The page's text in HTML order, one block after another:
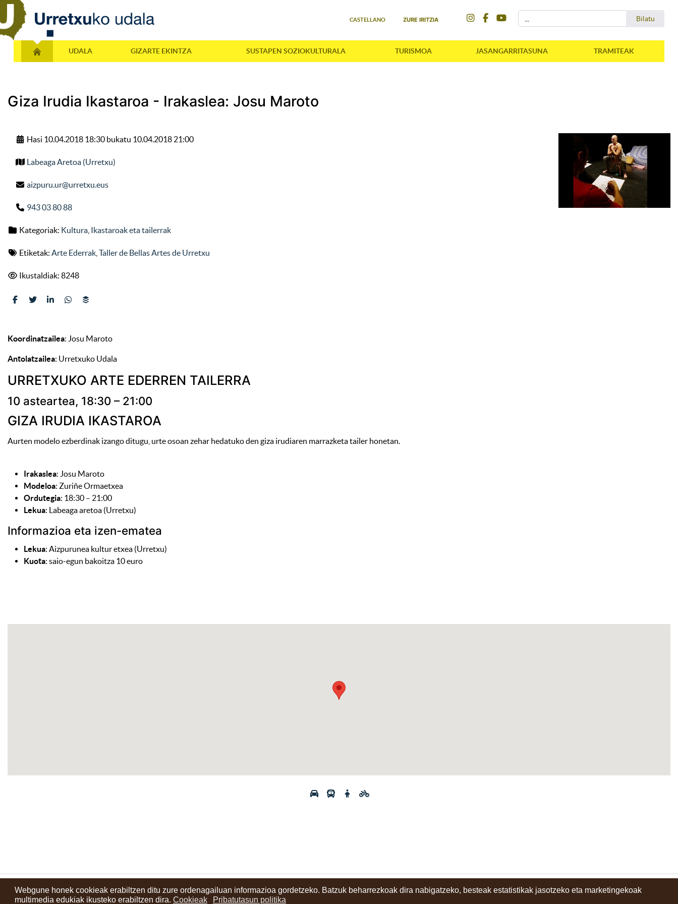
Webgune honek cookieak erabiltzen ditu zure ordenagailuan informazioa gordetzeko. Batzuk beharrezkoak dira nabigatzeko, besteak estatistikak jasotzeko eta marketingekoak
multimedia edukiak ikusteko erabiltzen dira. Cookieak Pribatutasun politika
CASTELLANO ZURE IRITZIA Bilatu
UDALA GIZARTE EKINTZA SUSTAPEN SOZIOKULTURALA TURISMOA JASANGARRITASUNA TRAMITEAK
Giza Irudia Ikastaroa - Irakaslea: Josu Maroto
Hasi 10.04.2018 18:30 bukatu 10.04.2018 21:00
Labeaga Aretoa (Urretxu)
aizpuru.ur@urretxu.eus
943 03 80 88
Kategoriak: Kultura Ikastaroak eta tailerrak
Etiketak: Arte Ederrak Taller de Bellas Artes de Urretxu
Ikustaldiak: 8248
Koordinatzailea: Josu Maroto
Antolatzailea: Urretxuko Udala
URRETXUKO ARTE EDERREN TAILERRA
10 asteartea, 18:30 – 21:00
GIZA IRUDIA IKASTAROA
Aurten modelo ezberdinak izango ditugu, urte osoan zehar hedatuko den giza irudiaren marrazketa tailer honetan.
Irakaslea: Josu Maroto
Modeloa: Zuriñe Ormaetxea
Ordutegia: 18:30 – 21:00
Lekua: Labeaga aretoa (Urretxu)
Informazioa eta izen-ematea
Lekua: Aizpurunea kultur etxea (Urretxu)
Kuota: saio-egun bakoitza 10 euro
Kontaktuak Erabilera baldintzak Lege oharra Berriak Zure iritzia instagram
facebook